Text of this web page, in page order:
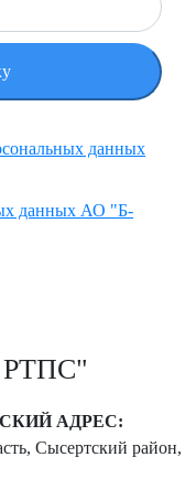
данных
данных АО "Б-
АДРЕС:
Сысертский район,